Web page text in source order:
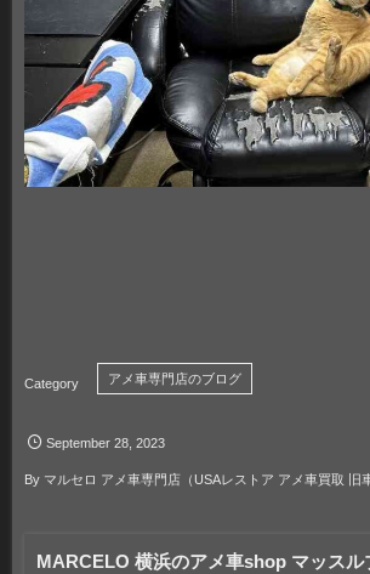
アメ車専門店のブログ
September 28,2023
By マルセロ アメ車専門店（USAレストア アメ車買取 旧
MARCELO 横浜のアメ車shop マッスル